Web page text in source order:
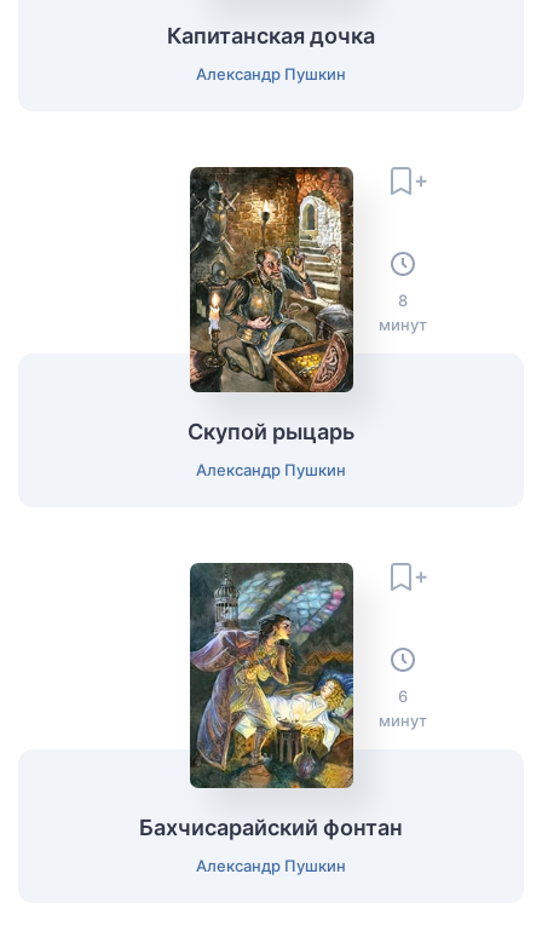
Капитанская дочка
Александр Пушкин
8
минут
Скупой рыцарь
Александр Пушкин
6
минут
Бахчисарайский фонтан
Александр Пушкин